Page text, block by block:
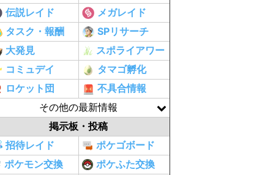
伝説レイド
メガレイド
タスク・報酬
SPリサーチ
大発見
スポライアワー
コミュデイ
タマゴ孵化
ロケット団
不具合情報
その他の最新情報
掲示板・投稿
招待レイド
ポケゴボード
ポケモン交換
ポケふた交換